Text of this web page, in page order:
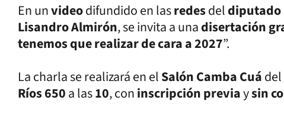
En unvideodifundido en lasredesdeldiputado
Lisandro Almirón, se invita a unadisertación
tenemos que realizar de cara a 2027”.
La charla se realizará en elSalón Camba Cuádel
Ríos 650a las10, coninscripción previaysin